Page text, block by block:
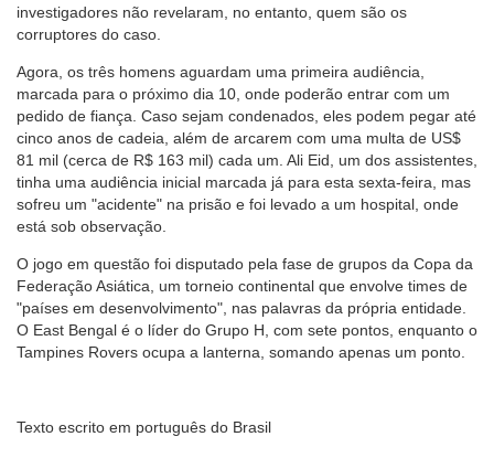
investigadores não revelaram, no entanto, quem são os
corruptores do caso.
Agora, os três homens aguardam uma primeira audiência,
marcada para o próximo dia 10, onde poderão entrar com um
pedido de fiança. Caso sejam condenados, eles podem pegar até
cinco anos de cadeia, além de arcarem com uma multa de US$
81 mil (cerca de R$ 163 mil) cada um. Ali Eid, um dos assistentes,
tinha uma audiência inicial marcada já para esta sexta-feira, mas
sofreu um "acidente" na prisão e foi levado a um hospital, onde
está sob observação.
O jogo em questão foi disputado pela fase de grupos da Copa da
Federação Asiática, um torneio continental que envolve times de
"países em desenvolvimento", nas palavras da própria entidade.
O East Bengal é o líder do Grupo H, com sete pontos, enquanto o
Tampines Rovers ocupa a lanterna, somando apenas um ponto.
Texto escrito em português do Brasil